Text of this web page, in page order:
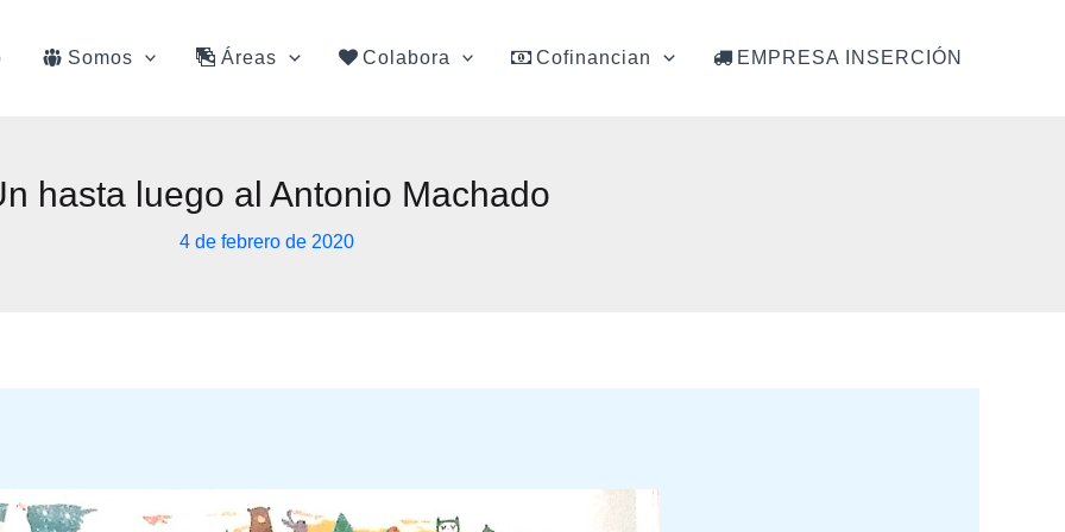
Somos Áreas Colabora Cofinancian EMPRESA INSERCIÓN
hasta luego al Antonio Machado
4 de febrero de 2020